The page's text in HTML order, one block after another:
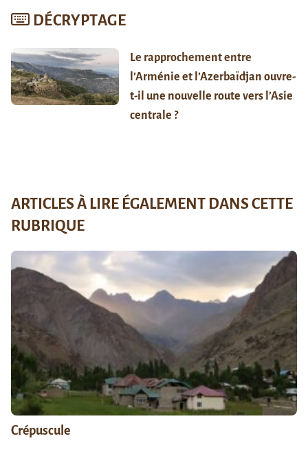
DÉCRYPTAGE
Le rapprochement entre
l’Arménie et l’Azerbaïdjan ouvre-
t-il une nouvelle route vers l’Asie
centrale ?
ARTICLES À LIRE ÉGALEMENT DANS CETTE
RUBRIQUE
Crépuscule